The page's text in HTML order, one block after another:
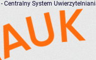
- Centralny System